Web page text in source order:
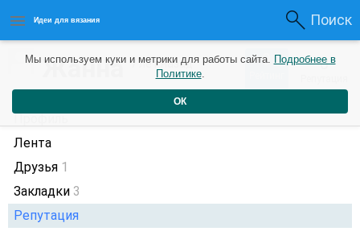
Идеи для вязания Поиск
Жанна 7 лет назад 0 0
Профиль
Лента
Друзья 1
Закладки 3
Репутация
Мы используем куки и метрики для работы сайта. Подробнее в
Политике.
ОК